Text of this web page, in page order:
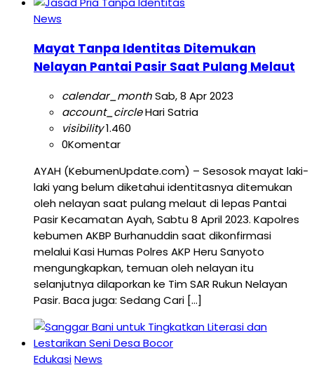
News
Mayat Tanpa Identitas Ditemukan
Nelayan Pantai Pasir Saat Pulang Melaut
calendar_monthSab, 8 Apr 2023
account_circleHari Satria
visibility1.460
0Komentar
AYAH (KebumenUpdate.com) – Sesosok mayat laki-
laki yang belum diketahui identitasnya ditemukan
oleh nelayan saat pulang melaut di lepas Pantai
Pasir Kecamatan Ayah, Sabtu 8 April 2023. Kapolres
kebumen AKBP Burhanuddin saat dikonfirmasi
melalui Kasi Humas Polres AKP Heru Sanyoto
mengungkapkan, temuan oleh nelayan itu
selanjutnya dilaporkan ke Tim SAR Rukun Nelayan
Pasir. Baca juga: Sedang Cari […]
EdukasiNews